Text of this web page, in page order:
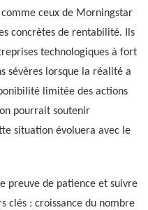
comme ceux de Morningstar
concrètes de rentabilité. Ils
technologiques à fort
sévères lorsque la réalité a
limitée des actions
pourrait soutenir
situation évoluera avec le
preuve de patience et suivre
clés : croissance du nombre